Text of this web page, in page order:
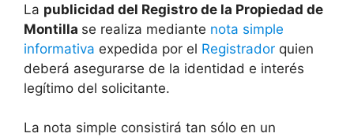
La publicidad del Registro de la Propiedad de
Montilla se realiza mediante nota simple
informativa expedida por el Registrador quien
deberá asegurarse de la identidad e interés
legítimo del solicitante.
La nota simple consistirá tan sólo en un